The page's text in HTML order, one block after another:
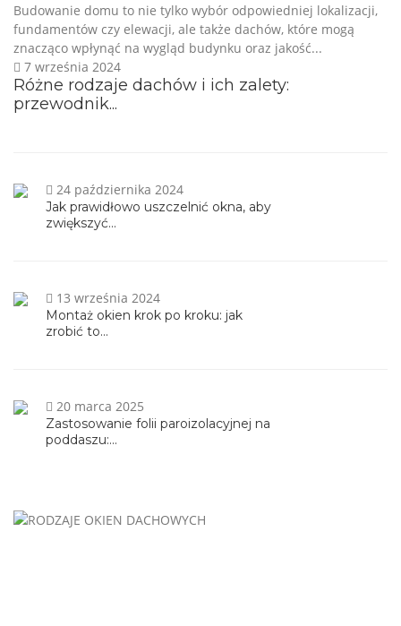
Różne rodzaje dachów i ich zalety:
przewodnik...
7 września 2024
Budowanie domu to nie tylko wybór odpowiedniej lokalizacji,
fundamentów czy elewacji, ale także dachów, które mogą
znacząco wpłynąć na wygląd budynku oraz jakość...
Jak prawidłowo uszczelnić okna, aby
zwiększyć...
24 października 2024
Montaż okien krok po kroku: jak
zrobić to...
13 września 2024
Zastosowanie folii paroizolacyjnej na
poddaszu:...
20 marca 2025